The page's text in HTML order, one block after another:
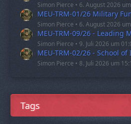
Simon Pierce 6. August 2026
MEU-TRM-01/26 Military
Simon Pierce 6. August 2026
MEU-TRM-09/26 - Leading
Simon Pierce 9. Juli 2026 um
MEU-TRM-02/26 - School
Simon Pierce 8. Juli 2026 um
Tags